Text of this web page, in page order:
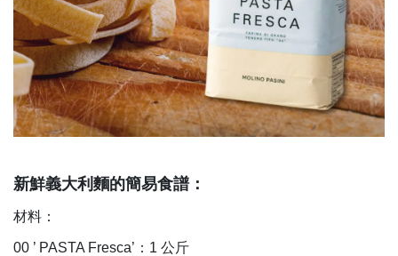
新鮮義大利麵的簡易食譜：
材料：
00 ’ PASTA Fresca’ ： 1 公斤